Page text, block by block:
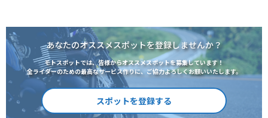
あなたのオススメスポットを登録しませんか？
モトスポットでは、皆様からオススメスポットを募集しています！
全ライダーのための最高なサービス作りに、ご協力よろしくお願いいたします。
スポットを登録する